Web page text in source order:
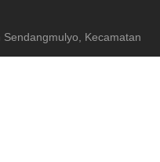
Kecamatan